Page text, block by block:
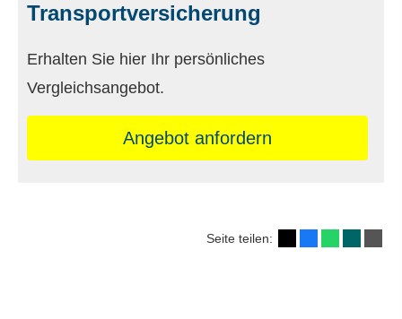
Transportversicherung
Erhalten Sie hier Ihr persönliches
Vergleichsangebot.
An­ge­bot an­for­dern
Seite teilen: